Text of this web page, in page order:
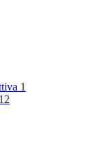
1
12